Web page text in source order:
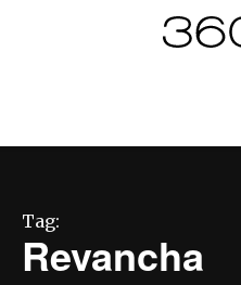
Tag:
Revancha